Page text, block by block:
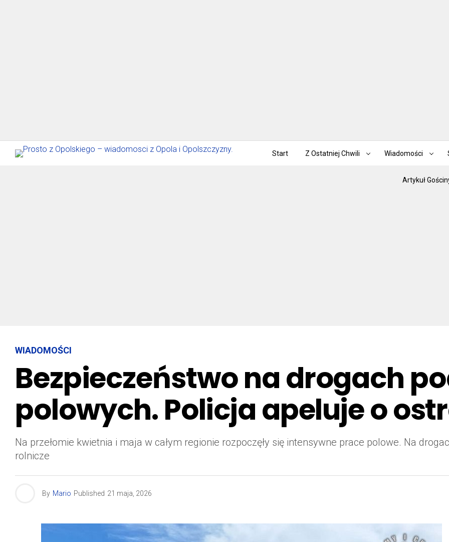
Start Z Ostatniej Chwili Wiadomości
Artykuł
WIADOMOŚCI
Bezpieczeństwo na drogach
polowych. Policja apeluje o
Na przełomie kwietnia i maja w całym regionie rozpoczęły się intensywne prace polowe. Na
rolnicze
By Mario Published 21 maja, 2026